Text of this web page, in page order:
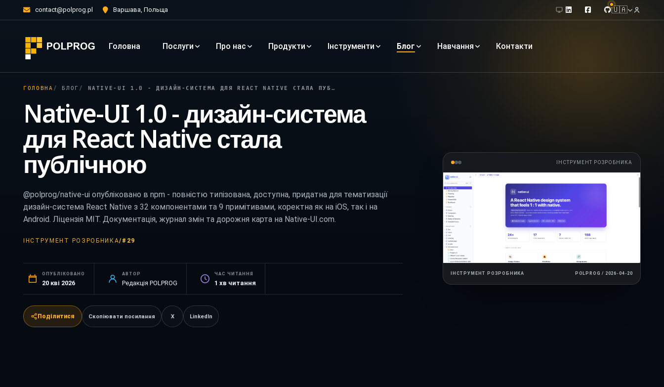
contact@polprog.pl Варшава, Польща 🇺🇦
Головна Послуги Про нас Продукти Інструменти Блог Навчання Контакти
ГОЛОВНА БЛОГ NATIVE-UI 1.0 - ДИЗАЙН-СИСТЕМА ДЛЯ REACT NATIVE СТАЛА ПУБЛІЧНОЮ
Native-UI 1.0 - дизайн-система
для React Native стала
публічною
@polprog/native-ui опубліковано в npm - повністю типізована, доступна, придатна для тематизації
дизайн-система React Native з 32 компонентами та 9 примітивами, коректна як на iOS, так і на
Android. Ліцензія MIT. Документація, журнал змін та дорожня карта на Native-UI.com.
ІНСТРУМЕНТ РОЗРОБНИКА/ #29
ОПУБЛІКОВАНО
20 кві 2026
АВТОР
Редакція POLPROG
ЧАС ЧИТАННЯ
1 хв читання
Поділитися Скопіювати посилання X LinkedIn
ІНСТРУМЕНТ РОЗРОБНИКА
ІНСТРУМЕНТ РОЗРОБНИКА POLPROG / 2026-04-20